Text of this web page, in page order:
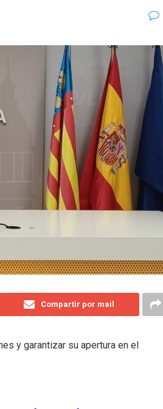
Compartir por mail
y garantizar su apertura en el